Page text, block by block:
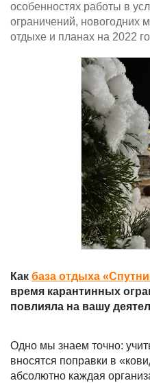
особенностях работы в
ограничений, новогодних
отдыхе и планах на 2022
Как база отдыха
время карантинных
повлияла на вашу
Одно мы знаем точно:
вносятся поправки в
абсолютно каждая